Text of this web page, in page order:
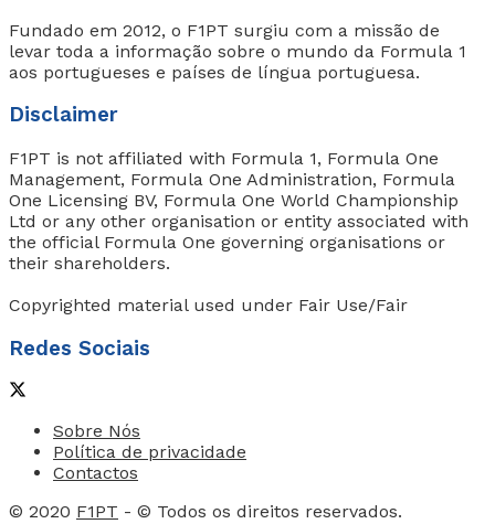
Fundado em 2012, o F1PT surgiu com a missão de
levar toda a informação sobre o mundo da Formula 1
aos portugueses e países de língua portuguesa.
Disclaimer
F1PT is not affiliated with Formula 1, Formula One
Management, Formula One Administration, Formula
One Licensing BV, Formula One World Championship
Ltd or any other organisation or entity associated with
the official Formula One governing organisations or
their shareholders.
Copyrighted material used under Fair Use/Fair
Redes Sociais
Sobre Nós
Política de privacidade
Contactos
© 2020 F1PT - © Todos os direitos reservados.